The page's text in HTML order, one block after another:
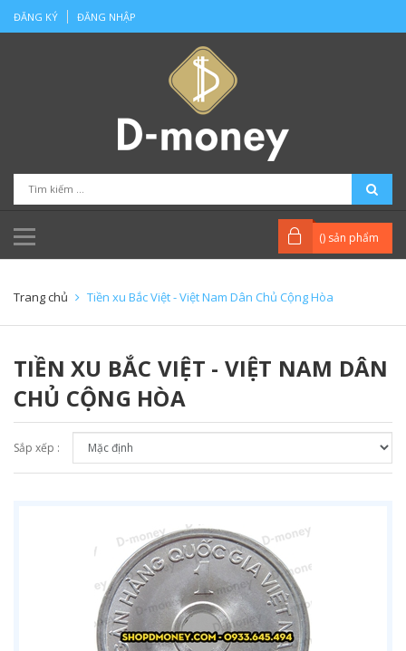
ĐĂNG KÝ ĐĂNG NHẬP
() sản phẩm
Trang chủ Tiền xu Bắc Việt - Việt Nam Dân Chủ Cộng Hòa
TIỀN XU BẮC VIỆT - VIỆT NAM DÂN
CHỦ CỘNG HÒA
Sắp xếp :